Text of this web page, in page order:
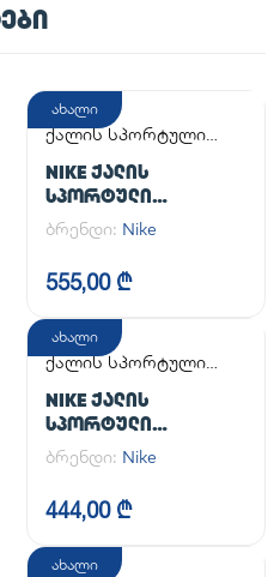
ახალი
ქალის სპორტული
NIKE ᲥᲐᲚᲘᲡ
ᲡᲞᲝᲠᲢᲣᲚᲘ
ᲤᲔᲮᲡᲐᲪᲛᲔᲚᲘ W NSW
AF1 AF1
ბრენდი: Nike
555,00 ₾
ახალი
ქალის სპორტული
NIKE ᲥᲐᲚᲘᲡ
ᲡᲞᲝᲠᲢᲣᲚᲘ
ᲤᲔᲮᲡᲐᲪᲛᲔᲚᲘ WMNS
AIR FORCE 1 '07
ბრენდი: Nike
444,00 ₾
ახალი